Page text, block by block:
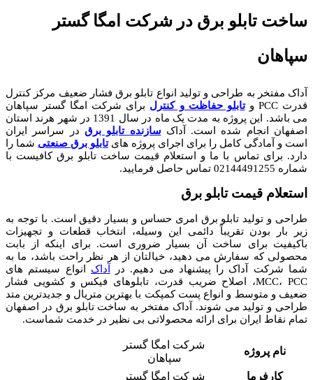
ساخت تابلو برق در شرکت امگا گستر
سپاهان
آداک مفتخر به طراحی و تولید انواع تابلو برق فشار ضعیف مرکز کنترل
قدرت PCC و
تابلو حفاظت و کنترل برای شرکت امگا گستر سپاهان
می باشد. این پروژه به مدت یک ماه در سال 1391 در شهر هرند استان
اصفهان انجام شده است. آداک سازنده تابلو برق در سراسر ایران
است و آمادگی کامل را برای اجرای پروژه هایتابلو برق صنعتی شما را
دارد. برای تماس با ما و استعلام قیمت ساخت تابلو برق کافیست با
شماره 02144491255 تماس حاصل فرمایید.
استعلام قیمت تابلو برق
طراحی و تولید تابلو برق امری حساس و بسیار دقیق است. با توجه به
زیر بار بودن تقریباً دائمی این وسیله، انتخاب قطعات و تجهیزات
باکیفیت برای ساخت آن بسیار ضروری است. برای اینکه از بابت
محصولی که سفارش می دهید، خیالتان از هر نظر راحت باشد، ما به
شما شرکت آداک را پیشنهاد می دهیم. در
آداک انواع سیستم های
MCC، PCC، اصلاح ضریب قدرت، تابلوهای فیکس و کشویی فشار
ضعیف و متوسط و انواع پست کمپکت با بهترین متریال و جدیدترین متد
طراحی و تولید می شوند. آداک مفتخر به ساخت تابلو برق در اصفهان
تمام نقاط ایران برای ارائه محصولاتی بی نظیر در خدمت شماست.
نام پروژه
شرکت امگا گستر
سپاهان
کارفرما
شرکت امگا گستر